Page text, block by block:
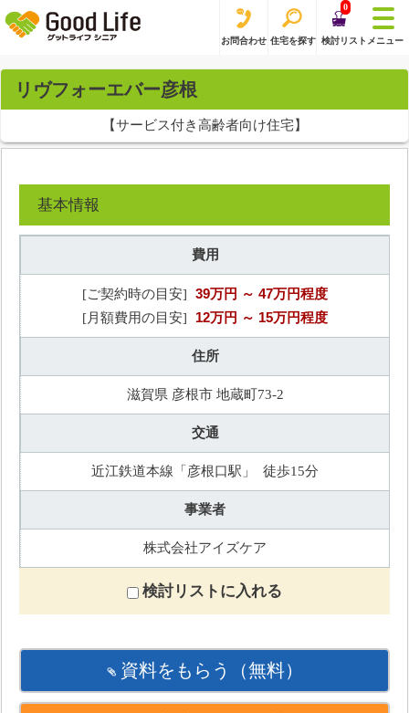
お問合わせ 住宅を探す
0
検討リスト メニュー
リヴフォーエバー彦根
【サービス付き高齢者向け住宅】
基本情報
費用
[ご契約時の目安] 39万円 ～ 47万円程度
[月額費用の目安] 12万円 ～ 15万円程度
住所
滋賀県 彦根市 地蔵町73-2
交通
近江鉄道本線「彦根口駅」 徒歩15分
事業者
株式会社アイズケア
検討リストに入れる
資料をもらう （無料）